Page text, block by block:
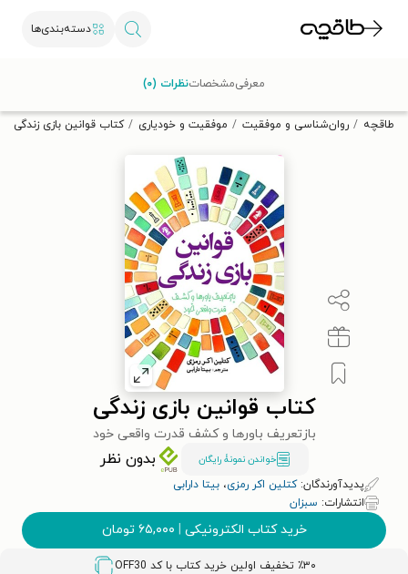
دسته‌بندی‌ها
تخفیف از طاقچه دریافت کن.
طاقچه روان‌شناسی و موفقیت موفقیت و خودیاری کتاب قوانین بازی زندگی
کتاب قوانین بازی زندگی
بازتعریف باورها و کشف قدرت واقعی خود
خواندن نمونۀ رایگان بدون نظر
پدیدآورندگان:کتلین اکر رمزی، بیتا دارابی
انتشارات: سبزان
خرید کتاب الکترونیکی | ۶۵,۰۰۰ تومان
٪۳۰ تخفیف اولین خرید کتاب با کد OFF30
معرفیمشخصاتنظرات (۰)